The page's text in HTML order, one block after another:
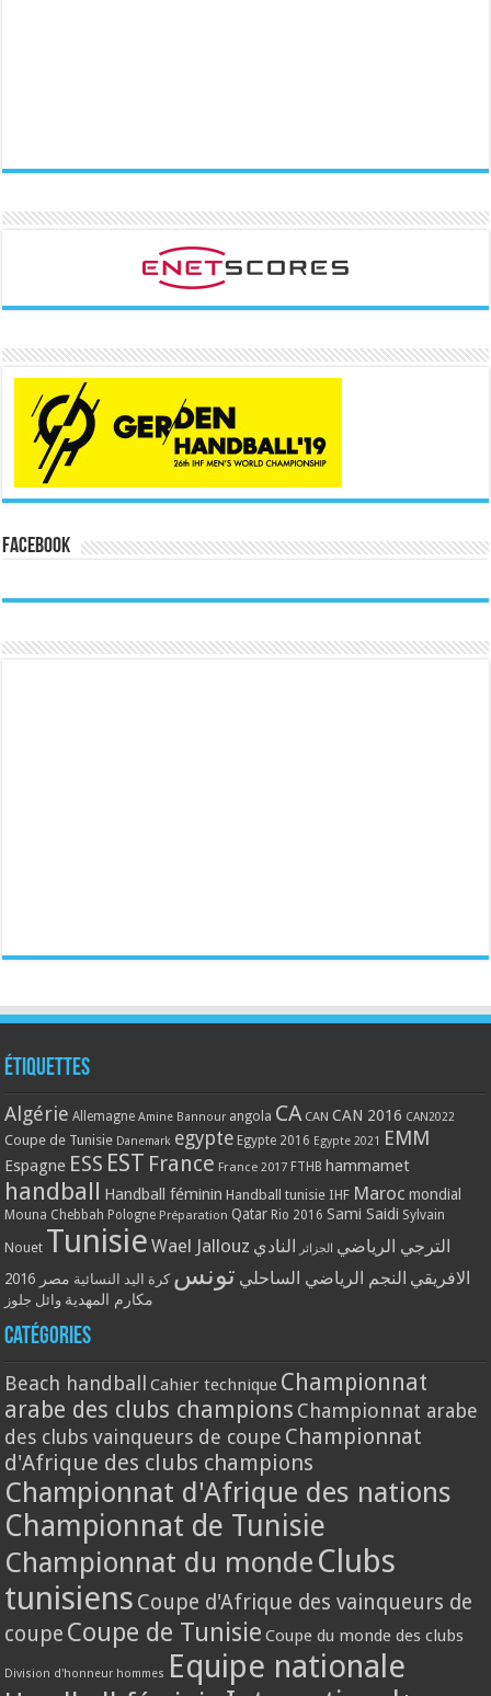
Facebook
Étiquettes
Algérie Allemagne Amine Bannour angola CA CAN CAN 2016 CAN2022
Coupe de Tunisie Danemark egypte Egypte 2016 Egypte 2021 EMM
Espagne ESS EST France France 2017 FTHB hammamet
handball Handball féminin Handball tunisie IHF Maroc mondial
Mouna Chebbah Pologne Préparation Qatar Rio 2016 Sami Saidi Sylvain
Nouet Tunisie Wael Jallouz الترجي الرياضي الجزائر النادي
الافريقي النجم الرياضي الساحلي تونس كرة اليد النسائية مصر 2016
مكارم المهدية وائل جلوز
Catégories
Beach handball Cahier technique Championnat
arabe des clubs champions Championnat arabe
des clubs vainqueurs de coupe Championnat
d'Afrique des clubs champions
Championnat d'Afrique des nations
Championnat de Tunisie
Championnat du monde Clubs
tunisiens Coupe d'Afrique des vainqueurs de
coupe Coupe de Tunisie Coupe du monde des clubs
Division d'honneur hommes Equipe nationale